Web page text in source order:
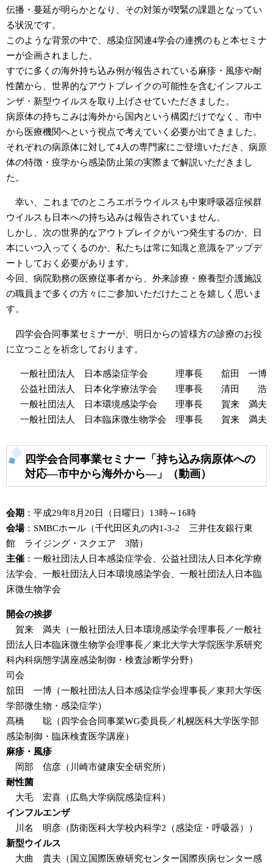
伝播・蔓延が明らかとなり、その対策が喫緊の課題となってい
る状況です。
このような背景の中で、感染症関連4学会の連携のもと本セミナ
ーが企画されました。
すでに多くの海外持ち込み例が報告されている麻疹・風疹や耐
性菌から、世界的なアウトブレイクの可能性を含むインフルエ
ンザ・新型ウイルスを取り上げさせていただきました。
病原体の持ちこみは海外から国内という構図だけでなく、市中
から医療機関へという視点で考えていく必要が出てきました。
それぞれの病原体に対して4人の専門家にご登壇いただき、病原
体の特徴・疫学から感染防止策の実際まで解説いただきまし
た。
幸い、これまでのところエボラウイルスも中東呼吸器症候群
ウイルスも日本への持ち込みは報告されていません。
しかし、次の世界的なアウトブレイクがいつ発生するのか、日
本にいつ入ってくるのか、私たちは常に知識と意識をアップデ
ートしておく必要があります。
今回、病院勤務の医療従事者から、外来診療・療養型介護施設
の職員まで多くの方々にご参加いただけたことを嬉しく思いま
す。
四学会合同事業セミナーが、明日からの皆様方の診療のお役
に立つことを祈念しております。
一般社団法人 日本感染症学会 理事長 舘田 一博
公益社団法人 日本化学療法学会 理事長 清田 浩
一般社団法人 日本環境感染学会 理事長 賀来 満夫
一般社団法人 日本臨床微生物学会 理事長 賀来 満夫
四学会合同事業セミナー「持ち込み病原体への
対応―市中から海外から―」（動画）
会期 ：平成29年8月20日（日曜日）13時～16時
会場：SMBCホール（千代田区丸の内1-3-2 三井住友銀行東
館 ライジング・スクエア 3階）
主催 ：一般社団法人日本感染症学会、公益社団法人日本化学療
法学会、一般社団法人日本環境感染学会、一般社団法人日本臨
床微生物学会
開会の挨拶
賀来 満夫（一般社団法人日本環境感染学会理事長／一般社
団法人日本臨床微生物学会理事長／東北大学大学院医学系研究
科内科病態学講座感染制御・検査診断学分野）
司会
舘田 一博（一般社団法人日本感染症学会理事長／東邦大学医
学部微生物・感染症学）
髙橋 聡（四学会合同事業WG委員長／札幌医科大学医学部
感染制御・臨床検査医学講座）
麻疹・風疹
岡部 信彦（川崎市健康安全研究所）
耐性菌
大毛 宏喜（広島大学病院感染症科）
インフルエンザ
川名 明彦（防衛医科大学校内科学2（感染症・呼吸器））
新型ウイルス
大曲 貴夫（国立国際医療研究センター国際疾病センター感